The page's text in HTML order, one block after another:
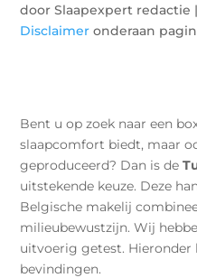
doorSlaapexpert redactie |
Disclaimer onderaan
Bent u op zoek naar een
slaapcomfort biedt, maar
geproduceerd? Dan is de
uitstekende keuze. Deze
Belgische makelij
milieubewustzijn. Wij
uitvoerig getest. Hieronder
bevindingen.